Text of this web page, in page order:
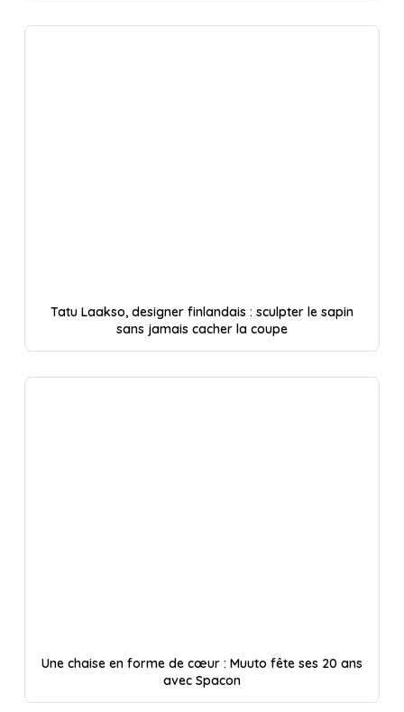
Tatu Laakso, designer finlandais : sculpter le sapin
sans jamais cacher la coupe
Une chaise en forme de cœur : Muuto fête ses 20 ans
avec Spacon